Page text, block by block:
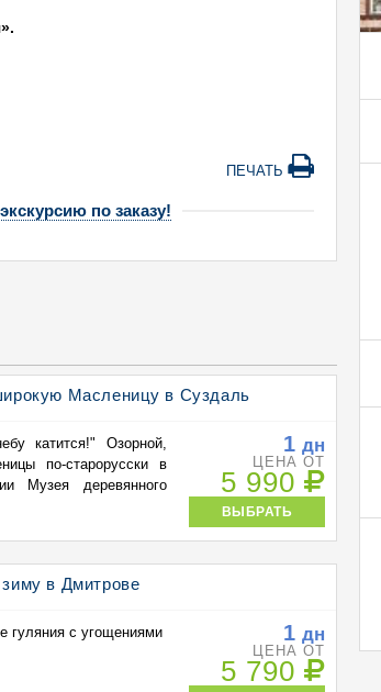
ПЕЧАТЬ
по заказу!
Масленицу в Суздаль
катится!" Озорной,
по-старорусски в
Музея деревянного
1дн
ЦЕНА ОТ
5 990
ВЫБРАТЬ
в Дмитрове
гуляния с угощениями 1дн
ЦЕНА ОТ
5 790